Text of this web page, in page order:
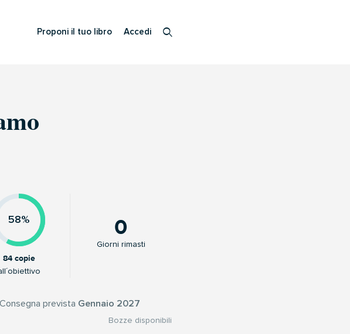
Proponi il tuo libro Accedi
58%
84 copie
0
Giorni rimasti
Consegna prevista Gennaio 2027
Bozze disponibili